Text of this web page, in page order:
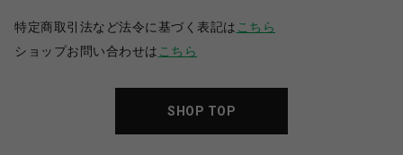
特定商取引法など法令に基づく表記は こちら
ショップお問い合わせは こちら
SHOP TOP